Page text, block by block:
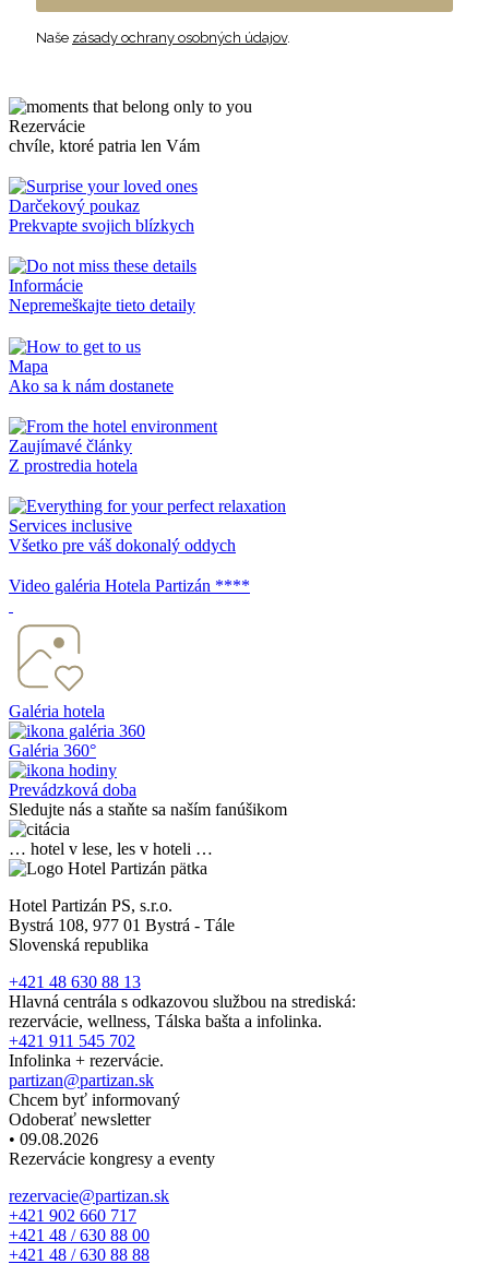
Naše zásady ochrany osobných údajov.
Rezervácie
chvíle, ktoré patria len Vám
Darčekový poukaz
Prekvapte svojich blízkych
Informácie
Nepremeškajte tieto detaily
Mapa
Ako sa k nám dostanete
Zaujímavé články
Z prostredia hotela
Services inclusive
Všetko pre váš dokonalý oddych
Video galéria Hotela Partizán ****
Galéria hotela
Galéria 360°
Prevádzková doba
Sledujte nás a staňte sa naším fanúšikom
… hotel v lese, les v hoteli …
Hotel Partizán PS, s.r.o.
Bystrá 108, 977 01 Bystrá - Tále
Slovenská republika
+421 48 630 88 13
Hlavná centrála s odkazovou službou na strediská:
rezervácie, wellness, Tálska bašta a infolinka.
+421 911 545 702
Infolinka + rezervácie.
partizan@partizan.sk
Chcem byť informovaný
Odoberať newsletter
• 09.08.2026
Rezervácie kongresy a eventy
rezervacie@partizan.sk
+421 902 660 717
+421 48 / 630 88 00
+421 48 / 630 88 88